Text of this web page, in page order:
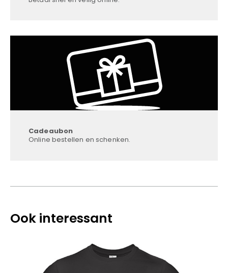
Cadeaubon
Online bestellen en schenken.
Ook interessant